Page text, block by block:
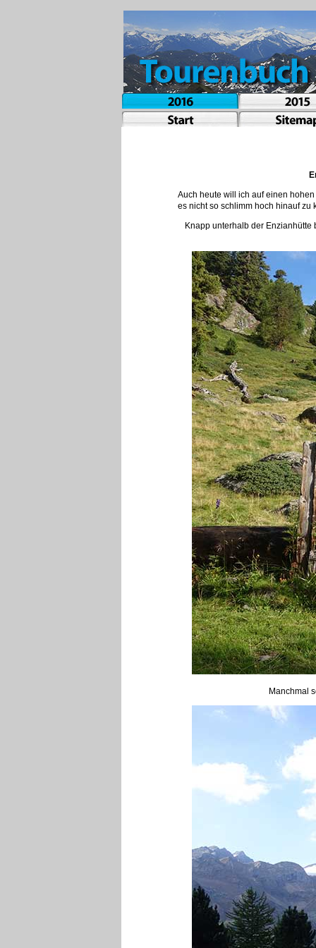
Auch heute will ich auf einen
es nicht so schlimm hoch hinauf zu
Knapp unterhalb der
Manchmal